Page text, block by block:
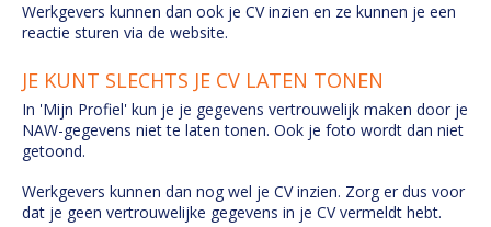
Werkgevers kunnen dan ook je CV inzien en ze kunnen je een
reactie sturen via de website.
JE KUNT SLECHTS JE CV LATEN TONEN
In 'Mijn Profiel' kun je je gegevens vertrouwelijk maken door je
NAW-gegevens niet te laten tonen. Ook je foto wordt dan niet
getoond.
Werkgevers kunnen dan nog wel je CV inzien. Zorg er dus voor
dat je geen vertrouwelijke gegevens in je CV vermeldt hebt.